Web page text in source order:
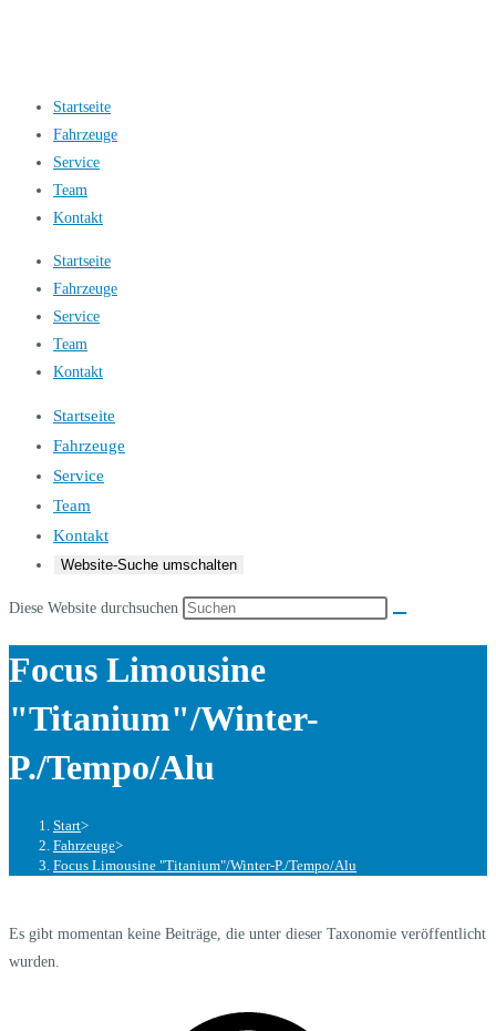
Startseite
Fahrzeuge
Service
Team
Kontakt
Startseite
Fahrzeuge
Service
Team
Kontakt
Startseite
Fahrzeuge
Service
Team
Kontakt
Website-Suche umschalten
Diese Website durchsuchen
Focus Limousine
"Titanium"/Winter-
P./Tempo/Alu
Start>
Fahrzeuge>
Focus Limousine "Titanium"/Winter-P./Tempo/Alu
Es gibt momentan keine Beiträge, die unter dieser Taxonomie veröffentlicht
wurden.